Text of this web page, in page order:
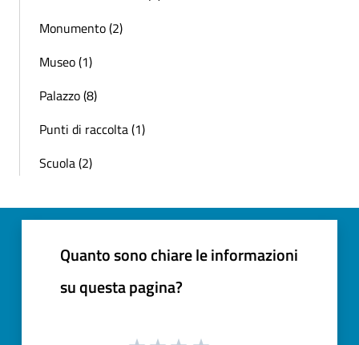
Monumento (2)
Museo (1)
Palazzo (8)
Punti di raccolta (1)
Scuola (2)
Quanto sono chiare le informazioni
su questa pagina?